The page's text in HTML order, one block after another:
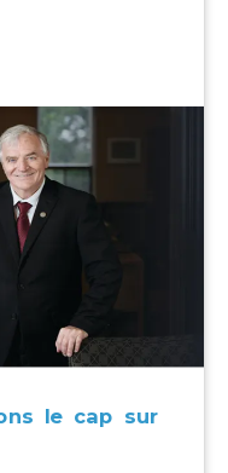
le cap sur